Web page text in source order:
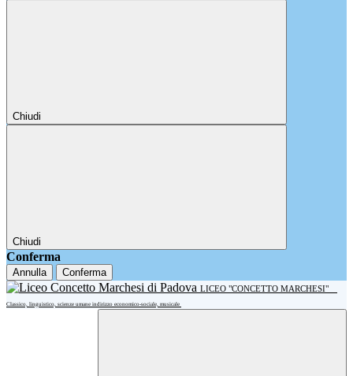
Chiudi
Chiudi
Conferma
Annulla Conferma
LICEO "CONCETTO MARCHESI"
Classico, linguistico, scienze umane indirizzo economico-sociale, musicale